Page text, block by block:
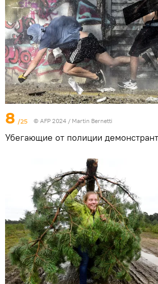
8 /25 © AFP 2024 / Martin Bernetti
Убегающие от полиции